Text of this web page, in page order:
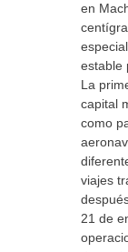
en
estable
La
capital
como
viajes
21 de